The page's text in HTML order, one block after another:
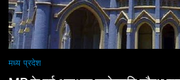
मध्य प्रदेश